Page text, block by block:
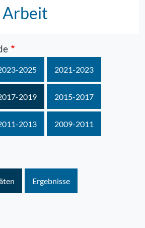
Arbeit
2025 2021-2023
2019 2015-2017
2013 2009-2011
Ergebnisse